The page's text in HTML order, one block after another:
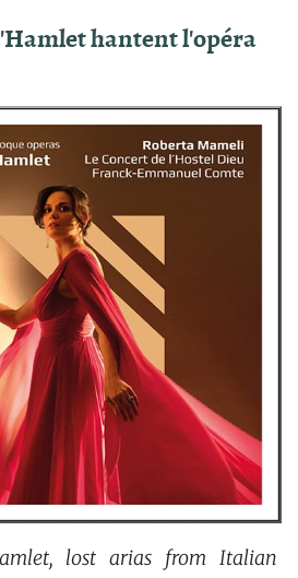
hantent l'opéra
lost arias from Italian